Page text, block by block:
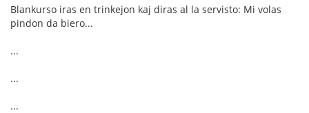
Blankurso iras en trinkejon kaj diras al la servisto: Mi volas
pindon da biero...
...
...
...